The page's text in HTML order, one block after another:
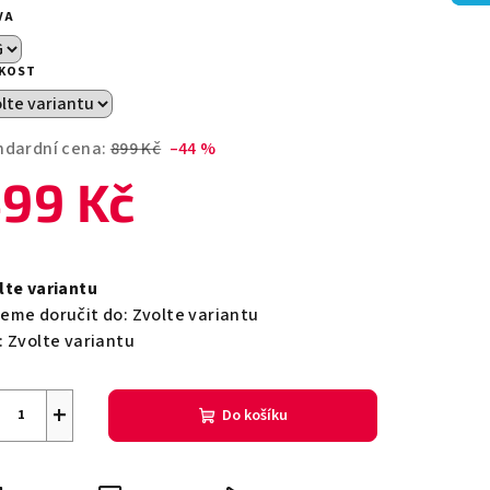
cena: 899 Kč –44 %
Kč
variantu
doručit do: Zvolte variantu
Zvolte variantu
+ Do košíku